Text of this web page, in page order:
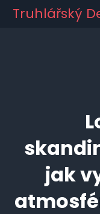
Truhlářský
jak